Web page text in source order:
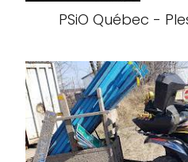
PSiO Québec -